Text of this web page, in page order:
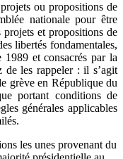
ou propositions de
nationale pour être
et propositions de
libertés fondamentales,
1989 et consacrés par la
de les rappeler : il s’agit
grève en République du
portant conditions de
générales applicables
les unes provenant du